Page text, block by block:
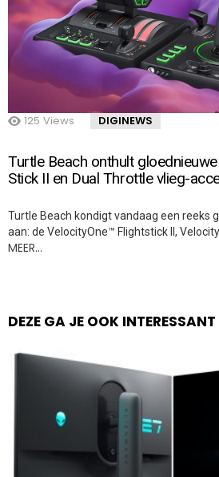
125 Views DIGINEWS
Turtle Beach onthult gloednieuwe
Stick II en Dual Throttle vlieg-
Turtle Beach kondigt vandaag een reeks
aan: de VelocityOne™ Flightstick II,
MEER…
DEZE GA JE OOK